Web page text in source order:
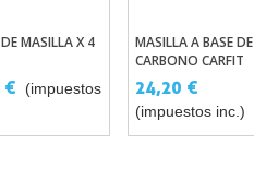
Añadir Al Carrito
MASILLA X 4
€
(impuestos
Añadir Al Carrito
MASILLA A BASE DE
CARBONO CARFIT
24,20 €
(impuestos inc.)